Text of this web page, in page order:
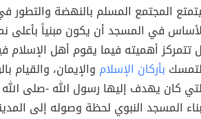
المجتمع المسلم بالنهضة والتطور
في المسجد أن يكون مبنياً بأعلى
تتمركز أهميته فيما يقوم أهل
بأركان الإسلام والإيمان، والقيام
كان يهدف إليها رسول الله -صلى
المسجد النبوي لحظة وصوله إلى